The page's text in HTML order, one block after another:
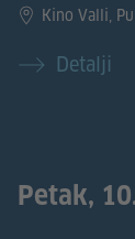
Kino Valli,
Detalji
Petak,